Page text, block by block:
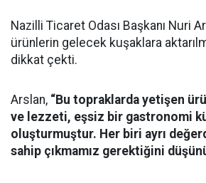
Nazilli Ticaret Odası Başkanı Nuri
ürünlerin gelecek kuşaklara
dikkat çekti.
Arslan, “Bu topraklarda yetişen
ve lezzeti, eşsiz bir gastronomi
oluşturmuştur. Her biri ayrı
sahip çıkmamız gerektiğini